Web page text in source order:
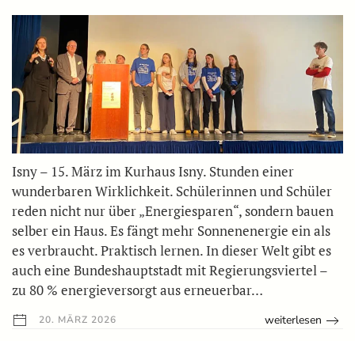
Isny – 15. März im Kurhaus Isny. Stunden einer
wunderbaren Wirklichkeit. Schülerinnen und Schüler
reden nicht nur über „Energiesparen“, sondern bauen
selber ein Haus. Es fängt mehr Sonnenenergie ein als
es verbraucht. Praktisch lernen. In dieser Welt gibt es
auch eine Bundeshauptstadt mit Regierungsviertel –
zu 80 % energieversorgt aus erneuerbar…
20. MÄRZ 2026 weiterlesen